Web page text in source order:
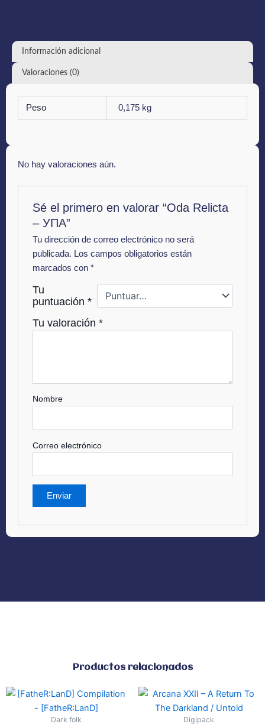
Información adicional
Valoraciones (0)
Peso 0,175 kg
No hay valoraciones aún.
Sé el primero en valorar “Oda Relicta
– УПА”
Tu dirección de correo electrónico no será
publicada. Los campos obligatorios están
marcados con*
Tu
puntuación*
Tu valoración*
Nombre
Correo electrónico
Productos relacionados
Dark folk Digipack